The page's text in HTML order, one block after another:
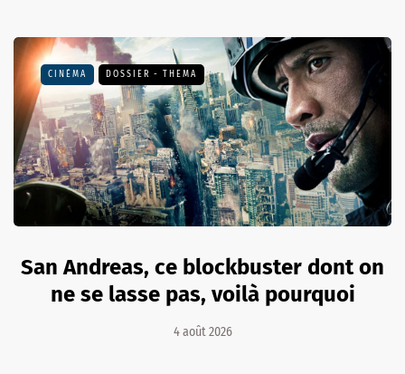
CINÉMA DOSSIER - THEMA
San Andreas, ce blockbuster dont on
ne se lasse pas, voilà pourquoi
4 août 2026